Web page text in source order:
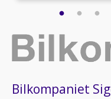
Bilkompaniet